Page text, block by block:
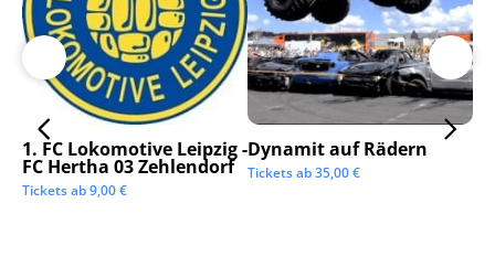
1. FC Lokomotive Leipzig -
FC Hertha 03 Zehlendorf
Tickets ab9,00€
Dynamit auf Rädern
Tickets ab35,00€